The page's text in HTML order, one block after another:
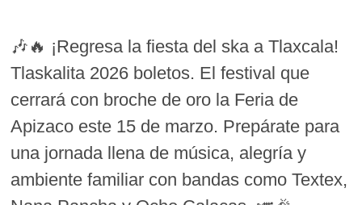
🎶🔥 ¡Regresa la fiesta del ska a Tlaxcala!
Tlaskalita 2026 boletos. El festival que
cerrará con broche de oro la Feria de
Apizaco este 15 de marzo. Prepárate para
una jornada llena de música, alegría y
ambiente familiar con bandas como Textex,